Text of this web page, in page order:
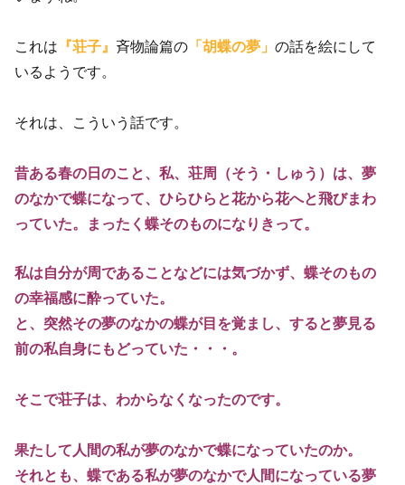
これは 『荘子』 斉物論篇の 「胡蝶の夢」の話を絵にして
いるようです。
それは、こういう話です。
昔ある春の日のこと、私、荘周（そう・しゅう）は、夢
のなかで蝶になって、ひらひらと花から花へと飛びまわ
っていた。まったく蝶そのものになりきって。
私は自分が周であることなどには気づかず、蝶そのもの
の幸福感に酔っていた。
と、突然その夢のなかの蝶が目を覚まし、すると夢見る
前の私自身にもどっていた・・・。
そこで荘子は、わからなくなったのです。
果たして人間の私が夢のなかで蝶になっていたのか。
それとも、蝶である私が夢のなかで人間になっている夢